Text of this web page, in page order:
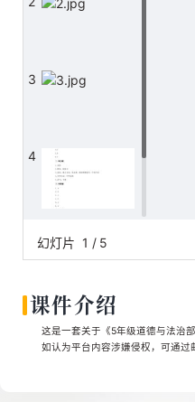
3
4
幻灯片 1 / 5
课件介绍
这是一套关于《5年级道德与法治
如认为平台内容涉嫌侵权，可通过